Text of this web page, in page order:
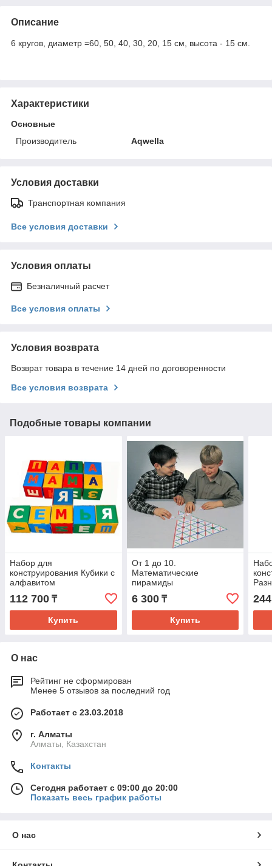
Описание
6 кругов, диаметр =60, 50, 40, 30, 20, 15 cм, высота - 15 см.
Характеристики
Основные
Производитель
Aqwella
Условия доставки
Транспортная компания
Все условия доставки
Условия оплаты
Безналичный расчет
Все условия оплаты
Условия возврата
Возврат товара в течение 14 дней по договоренности
Все условия возврата
Подобные товары компании
Набор для
конструирования Кубики с
алфавитом
112 700 ₸
Купить
От 1 до 10.
Математические
пирамиды
6 300₸
Купить
О нас
Рейтинг не сформирован
Менее 5 отзывов за последний год
Работает с 23.03.2018
г. Алматы
Алматы, Казахстан
Контакты
Сегодня работает с 09:00 до 20:00
Показать весь график работы
О нас